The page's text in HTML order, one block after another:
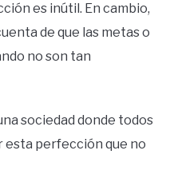
es inútil. En cambio,
de que las metas o
no son tan
sociedad donde todos
esta perfección que no